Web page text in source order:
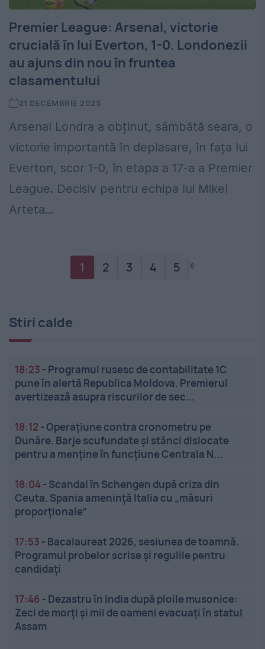
Premier League: Arsenal, victorie
crucială în lui Everton, 1-0. Londonezii
au ajuns din nou în fruntea
clasamentului
21 DECEMBRIE 2025
Arsenal Londra a obținut, sâmbătă seara, o
victorie importantă în deplasare, în fața lui
Everton, scor 1-0, în etapa a 17-a a Premier
League. Decisiv pentru echipa lui Mikel
Arteta...
1 2 3 4 5 »
Stiri calde
18:23 - Programul rusesc de contabilitate 1C
pune în alertă Republica Moldova. Premierul
avertizează asupra riscurilor de sec...
18:12 -Operațiune contra cronometru pe
Dunăre. Barje scufundate și stânci dislocate
pentru a menține în funcțiune Centrala N...
18:04- Scandal în Schengen după criza din
Ceuta. Spania amenință Italia cu „măsuri
proporționale”
17:53 - Bacalaureat 2026, sesiunea de toamnă.
Programul probelor scrise și regulile pentru
candidați
17:46 - Dezastru în India după ploile musonice:
Zeci de morți și mii de oameni evacuați în statul
Assam